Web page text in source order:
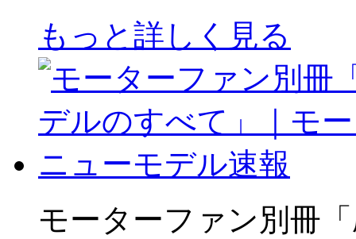
もっと詳しく見る
モーターファン別冊